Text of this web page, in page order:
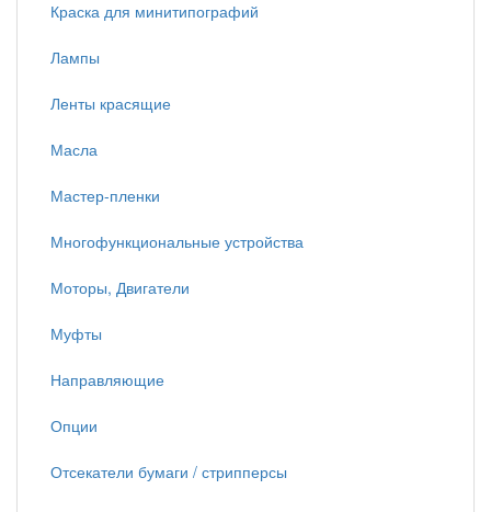
Краска для минитипографий
Лампы
Ленты красящие
Масла
Мастер-пленки
Многофункциональные устройства
Моторы, Двигатели
Муфты
Направляющие
Опции
Отсекатели бумаги / стрипперсы